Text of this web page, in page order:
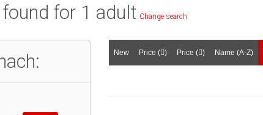
for 1 adult Change search
New Price ( ) Price ( ) Name (A-Z)